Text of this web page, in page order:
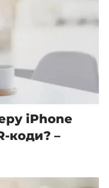
iPhone
коди? –